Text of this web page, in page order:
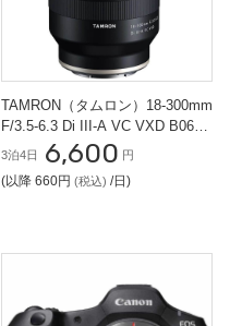
TAMRON（タムロン）18-300mm
F/3.5-6.3 Di III-A VC VXD B061R
望遠ズームレンズ (Canon RFマ
ウント用)
3泊4日 6,600 円
(以降 660円 (税込) /日)